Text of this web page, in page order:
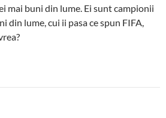
mai buni din lume. Ei sunt campionii
din lume, cui ii pasa ce spun FIFA,